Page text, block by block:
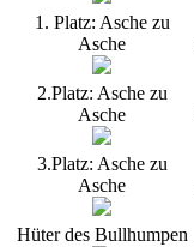
1. Platz: Asche zu
Asche
2.Platz: Asche zu
Asche
3.Platz: Asche zu
Asche
Hüter des Bullhumpen